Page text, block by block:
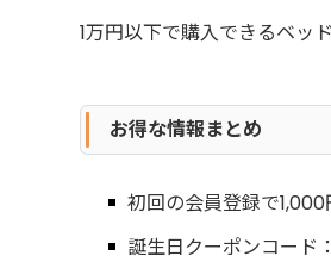
1万円以下で購入できるベッ
お得な情報まとめ
初回の会員登録で1,000
誕生日クーポンコード